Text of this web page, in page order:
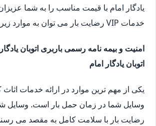
یادگار امام با قیمت مناسب را به شما عزیزان
خدمات VIP رضایت بار می توان به موارد زیر اشاره کرد:
امنیت و بیمه نامه رسمی باربری اتوبان
اتوبان یادگار امام
یکی از مهم ترین موارد در ارائه خدمات
وسایل شما در زمان حمل بار است. وسایل
رضایت بار با سلامت کامل به مقصد می